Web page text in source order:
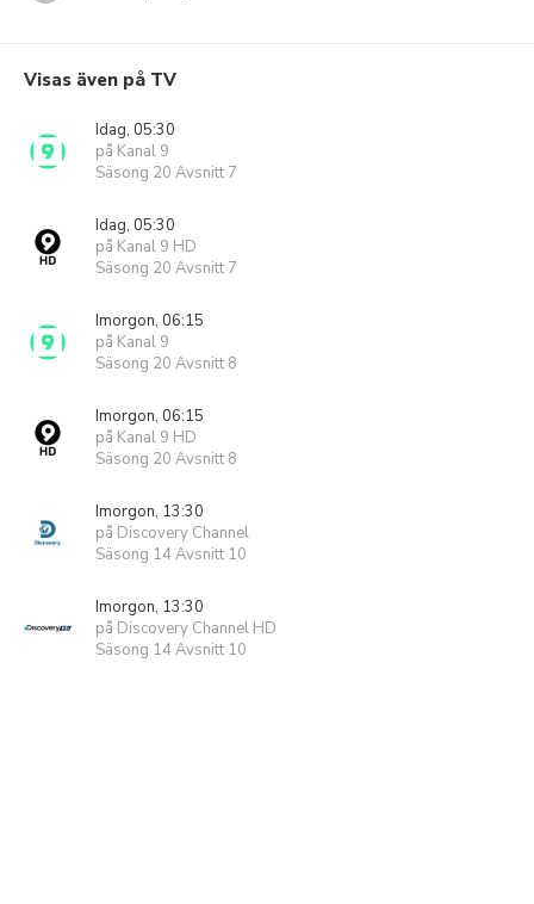
Visas även på TV
Idag, 05:30
på Kanal 9
Säsong 20 Avsnitt 7
Idag, 05:30
på Kanal 9 HD
Säsong 20 Avsnitt 7
Imorgon, 06:15
på Kanal 9
Säsong 20 Avsnitt 8
Imorgon, 06:15
på Kanal 9 HD
Säsong 20 Avsnitt 8
Imorgon, 13:30
på Discovery Channel
Säsong 14 Avsnitt 10
Imorgon, 13:30
på Discovery Channel HD
Säsong 14 Avsnitt 10